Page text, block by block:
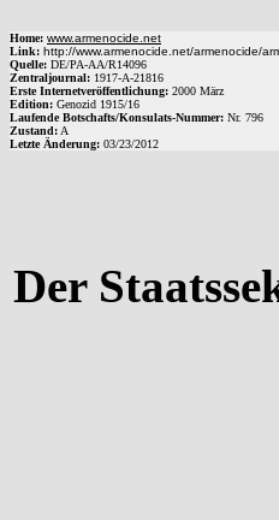
Home: www.armenocide.net
Link: http://www.armenocide.net/armenocide/
Quelle: DE/PA-AA/R14096
Zentraljournal: 1917-A-21816
Erste Internetveröffentlichung: 2000 März
Edition: Genozid 1915/16
Laufende Botschafts/Konsulats-Nummer: Nr. 796
Zustand: A
Letzte Änderung: 03/23/2012
Der